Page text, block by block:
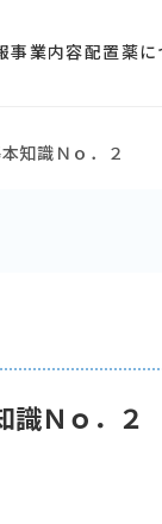
事業内容配置薬に
知識Ｎｏ．２
識Ｎｏ．２